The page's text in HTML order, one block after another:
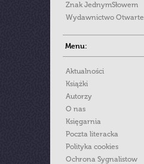
Znak JednymSłowem
Wydawnictwo Otwarte
Menu:
Aktualności
Książki
Autorzy
O nas
Księgarnia
Poczta literacka
Polityka cookies
Ochrona Sygnalistow